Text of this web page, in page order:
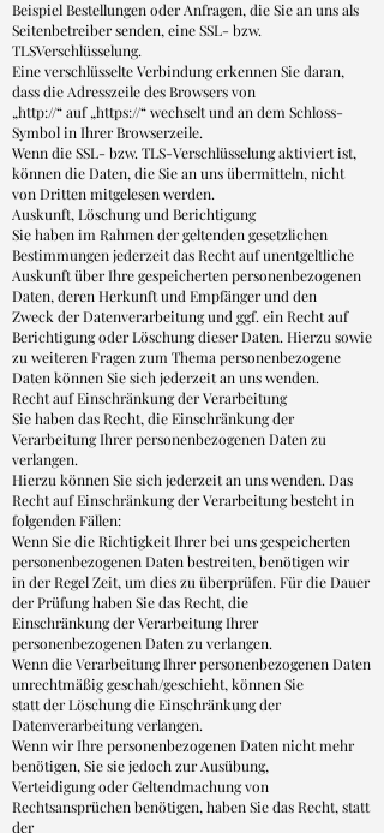
Beispiel Bestellungen oder Anfragen, die Sie an uns als
Seitenbetreiber senden, eine SSL- bzw.
TLSVerschlüsselung.
Eine verschlüsselte Verbindung erkennen Sie daran,
dass die Adresszeile des Browsers von
„http://“ auf „https://“ wechselt und an dem Schloss-
Symbol in Ihrer Browserzeile.
Wenn die SSL- bzw. TLS-Verschlüsselung aktiviert ist,
können die Daten, die Sie an uns übermitteln, nicht
von Dritten mitgelesen werden.
Auskunft, Löschung und Berichtigung
Sie haben im Rahmen der geltenden gesetzlichen
Bestimmungen jederzeit das Recht auf unentgeltliche
Auskunft über Ihre gespeicherten personenbezogenen
Daten, deren Herkunft und Empfänger und den
Zweck der Datenverarbeitung und ggf. ein Recht auf
Berichtigung oder Löschung dieser Daten. Hierzu sowie
zu weiteren Fragen zum Thema personenbezogene
Daten können Sie sich jederzeit an uns wenden.
Recht auf Einschränkung der Verarbeitung
Sie haben das Recht, die Einschränkung der
Verarbeitung Ihrer personenbezogenen Daten zu
verlangen.
Hierzu können Sie sich jederzeit an uns wenden. Das
Recht auf Einschränkung der Verarbeitung besteht in
folgenden Fällen:
Wenn Sie die Richtigkeit Ihrer bei uns gespeicherten
personenbezogenen Daten bestreiten, benötigen wir
in der Regel Zeit, um dies zu überprüfen. Für die Dauer
der Prüfung haben Sie das Recht, die
Einschränkung der Verarbeitung Ihrer
personenbezogenen Daten zu verlangen.
Wenn die Verarbeitung Ihrer personenbezogenen Daten
unrechtmäßig geschah/geschieht, können Sie
statt der Löschung die Einschränkung der
Datenverarbeitung verlangen.
Wenn wir Ihre personenbezogenen Daten nicht mehr
benötigen, Sie sie jedoch zur Ausübung,
Verteidigung oder Geltendmachung von
Rechtsansprüchen benötigen, haben Sie das Recht, statt
der